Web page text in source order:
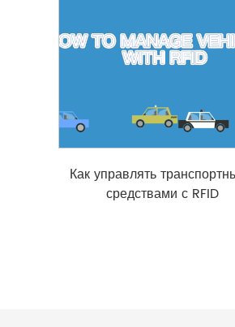
Как управлять
средствами с RFID